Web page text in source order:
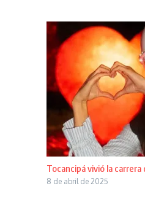
Tocancipá vivió la carrera
8 de abril de 2025